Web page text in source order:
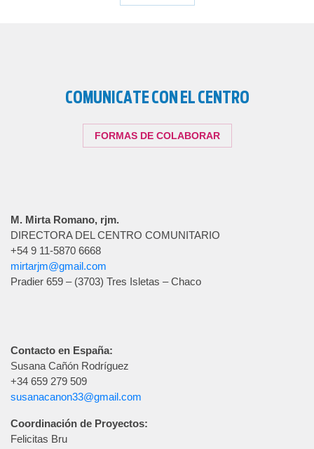
COMUNICATE CON EL CENTRO
FORMAS DE COLABORAR
M. Mirta Romano, rjm.
DIRECTORA DEL CENTRO COMUNITARIO
+54 9 11-5870 6668
mirtarjm@gmail.com
Pradier 659 – (3703) Tres Isletas – Chaco
Contacto en España:
Susana Cañón Rodríguez
+34 659 279 509
susanacanon33@gmail.com
Coordinación de Proyectos:
Felicitas Bru